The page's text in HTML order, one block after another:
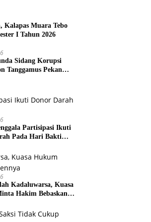
Kalapas Muara Tebo
I Tahun 2026
Sidang Korupsi
Tanggamus Pekan
Partisipasi Ikuti
Pada Hari Bakti
Kadaluwarsa, Kuasa
Hakim Bebaskan